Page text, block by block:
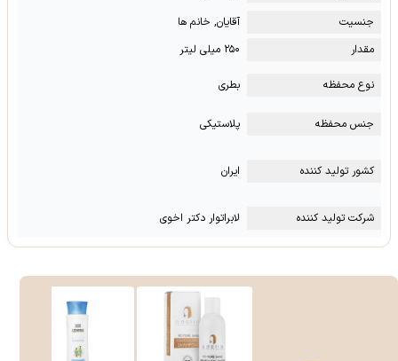
جنسیت
آقایان, خانم ها
مقدار
۲۵۰ میلی لیتر
نوع محفظه بطری
جنس محفظه پلاستیکی
کشور تولید کننده ایران
شرکت تولید کننده لابراتوار دکتر اخوی